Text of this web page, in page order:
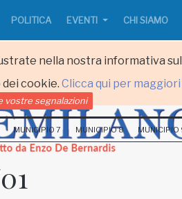
nella nostra informativa
dei cookie. Clicca qui per
POLITICA EVENTI CHI SIAMO
vostre segnalazioni
MUNICIPIO 7 MUNICIPIO 8 MUNICIPIO